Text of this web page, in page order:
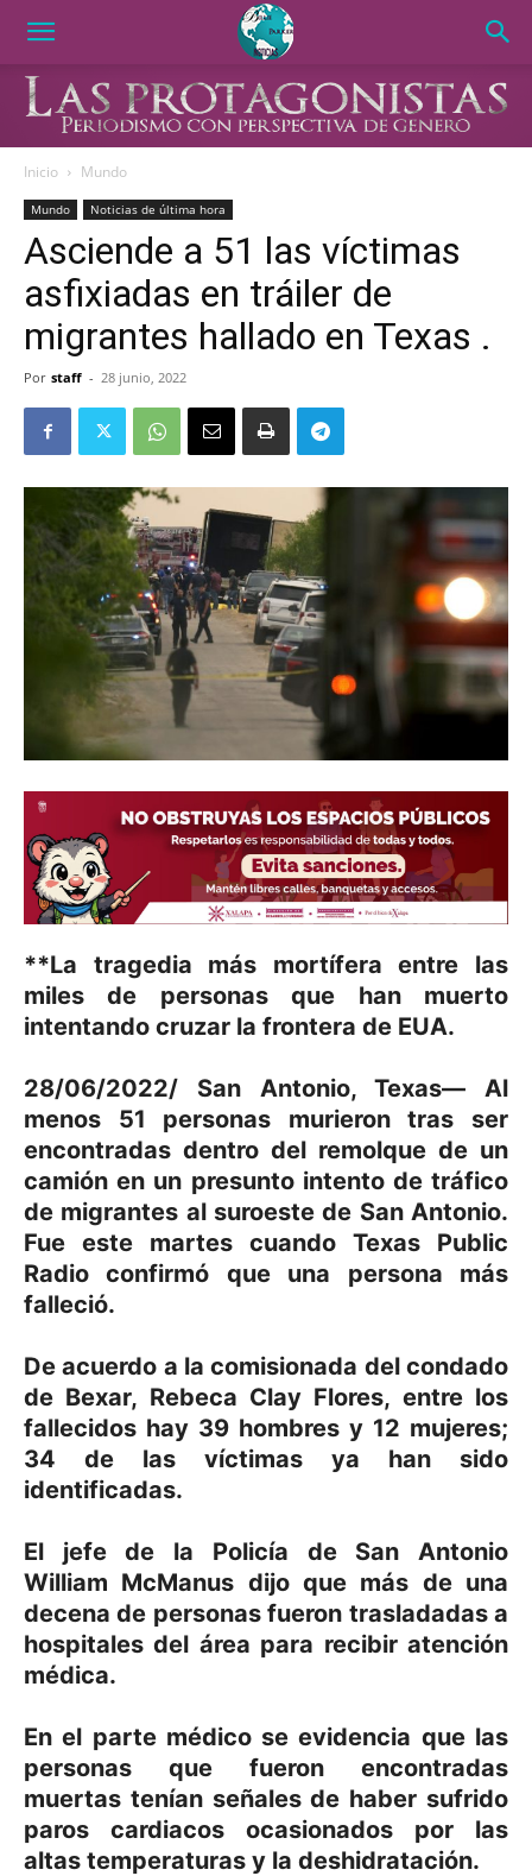
Inicio Mundo
Mundo Noticias de última hora
Asciende a 51 las víctimas
asfixiadas en tráiler de
migrantes hallado en Texas .
Por staff - 28 junio, 2022
**La tragedia más mortífera entre las
miles de personas que han muerto
intentando cruzar la frontera de EUA.
28/06/2022/ San Antonio, Texas— Al
menos 51 personas murieron tras ser
encontradas dentro del remolque de un
camión en un presunto intento de tráfico
de migrantes al suroeste de San Antonio.
Fue este martes cuando Texas Public
Radio confirmó que una persona más
falleció.
De acuerdo a la comisionada del condado
de Bexar, Rebeca Clay Flores, entre los
fallecidos hay 39 hombres y 12 mujeres;
34 de las víctimas ya han sido
identificadas.
El jefe de la Policía de San Antonio
William McManus dijo que más de una
decena de personas fueron trasladadas a
hospitales del área para recibir atención
médica.
En el parte médico se evidencia que las
personas que fueron encontradas
muertas tenían señales de haber sufrido
paros cardiacos ocasionados por las
altas temperaturas y la deshidratación.